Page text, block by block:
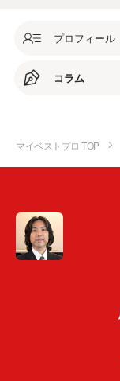
プロフィール
コラム
マイベストプロ TOP